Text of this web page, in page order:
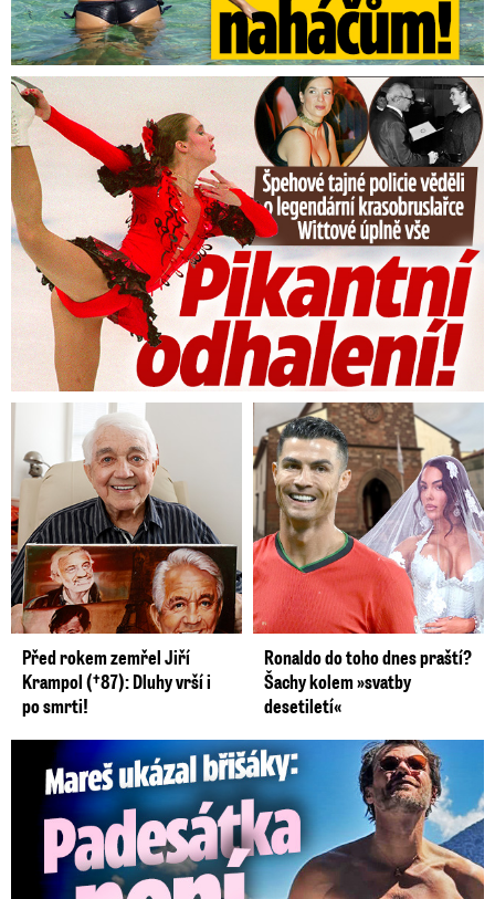
Tajná policie špehovala krasobruslařku Wittovou: Pikantní ...
Před rokem zemřel Jiří
Krampol (†87): Dluhy vrší i
po smrti!
Ronaldo do toho dnes praští?
Šachy kolem »svatby
desetiletí«
Mareš v dokonalé formě ukázal břišáky: Padesátka není znát